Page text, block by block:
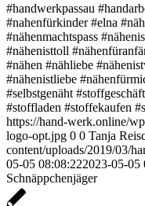
#handwerkpassau
#nahenfürkinder #elna
#nähenmachtspass
#nähenisttoll
#nähen #nähliebe
#nähenistliebe
#selbstgenäht #stoffgeschäft
#stoffladen #stoffekaufen
https://hand-werk.online/
logo-opt.jpg 0 0 Tanja
content/uploads/2019/03/
05-05 08:08:222023-05-05
Schnäppchenjäger